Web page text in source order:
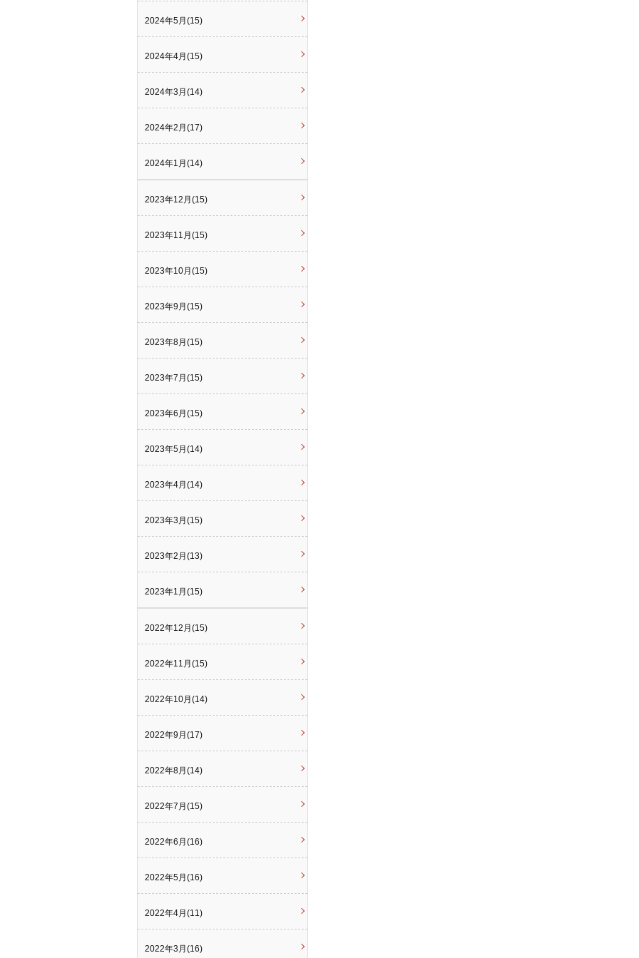
2024年5月(15)
2024年4月(15)
2024年3月(14)
2024年2月(17)
2024年1月(14)
2023年12月(15)
2023年11月(15)
2023年10月(15)
2023年9月(15)
2023年8月(15)
2023年7月(15)
2023年6月(15)
2023年5月(14)
2023年4月(14)
2023年3月(15)
2023年2月(13)
2023年1月(15)
2022年12月(15)
2022年11月(15)
2022年10月(14)
2022年9月(17)
2022年8月(14)
2022年7月(15)
2022年6月(16)
2022年5月(16)
2022年4月(11)
2022年3月(16)